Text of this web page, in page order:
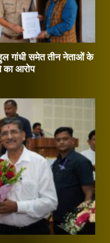
गांधी समेत तीन नेताओं के
का आरोप